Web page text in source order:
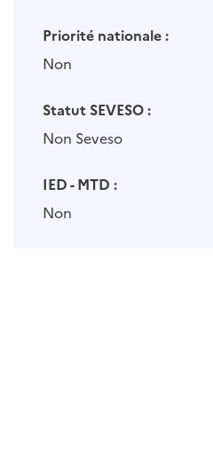
Priorité nationale :
Non
Statut SEVESO :
Non Seveso
IED - MTD :
Non